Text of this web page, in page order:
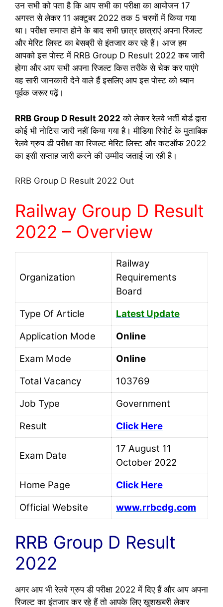
उन सभी को पता है कि आप सभी का परीक्षा का आयोजन 17
अगस्त से लेकर 11 अक्टूबर 2022 तक 5 चरणों में किया गया
था। परीक्षा समाप्त होने के बाद सभी छात्र छात्राएं अपना रिजल्ट
और मेरिट लिस्ट का बेसब्री से इंतजार कर रहे हैं। आज हम
आपको इस पोस्ट में RRB Group D Result 2022 कब जारी
होगा और आप सभी अपना रिजल्ट किस तरीके से चेक कर पाएंगे
वह सारी जानकारी देने वाले हैं इसलिए आप इस पोस्ट को ध्यान
पूर्वक जरूर पढ़ें।
RRB Group D Result 2022 को लेकर रेलवे भर्ती बोर्ड द्वारा
कोई भी नोटिस जारी नहीं किया गया है। मीडिया रिपोर्ट के मुताबिक
रेलवे ग्रुप डी परीक्षा का रिजल्ट मेरिट लिस्ट और कटऑफ 2022
का इसी सप्ताह जारी करने की उम्मीद जताई जा रही है।
RRB Group D Result 2022 Out
Railway Group D Result
2022 – Overview
Organization
Railway
Requirements
Board
Type Of Article
Latest Update
Application Mode
Online
Exam Mode
Online
Total Vacancy
103769
Job Type
Government
Result
Click Here
Exam Date
17 August 11
October 2022
Home Page
Click Here
Official Website
www.rrbcdg.com
RRB Group D Result
2022
अगर आप भी रेलवे ग्रुप डी परीक्षा 2022 में दिए हैं और आप अपना
रिजल्ट का इंतजार कर रहे हैं तो आपके लिए खुशखबरी लेकर